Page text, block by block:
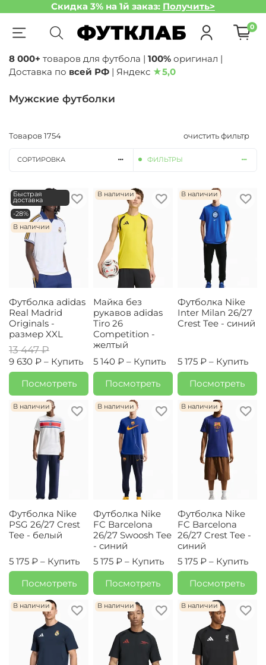
Скидка 3% на 1й заказ: Получить>
0
8 000+ товаров для футбола | 100% оригинал |
Доставка по всей РФ | Яндекс ★5,0
Мужские футболки
Товаров 1754 очистить фильтр
СОРТИРОВКА ФИЛЬТРЫ
Быстрая
доставка
-28%
В наличии
Футболка adidas
Real Madrid
Originals -
размер XXL
13 447 ₽
9 630 ₽ – Купить
Посмотреть
В наличии
Майка без
рукавов adidas
Tiro 26
Competition -
желтый
5 140 ₽ – Купить
Посмотреть
В наличии
Футболка Nike
Inter Milan 26/27
Crest Tee - синий
5 175 ₽ – Купить
Посмотреть
В наличии
Футболка Nike
PSG 26/27 Crest
Tee - белый
5 175 ₽ – Купить
Посмотреть
В наличии
Футболка Nike
FC Barcelona
26/27 Swoosh Tee
- синий
5 175 ₽ – Купить
Посмотреть
В наличии
Футболка Nike
FC Barcelona
26/27 Crest Tee -
синий
5 175 ₽ – Купить
Посмотреть
В наличии В наличии В наличии